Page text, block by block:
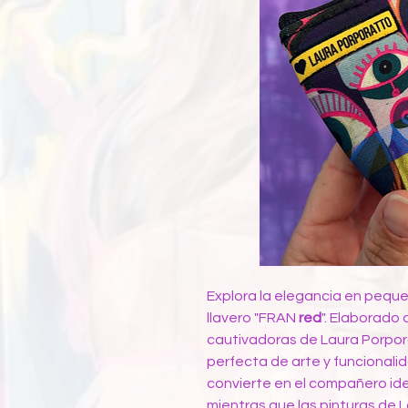
Explora la elegancia en
llavero "FRAN red". Elaborado
cautivadoras de Laura
perfecta de arte y
convierte en el compañero